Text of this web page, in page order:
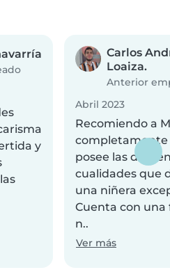
y
Carlos
Loaiza.
Anterior
Abril 2023
Recomiendo a
completamente
posee las
cualidades que
una niñera
Cuenta con
n..
Ver más